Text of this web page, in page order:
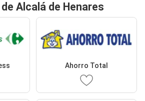
Alcalá de Henares
Ahorro Total